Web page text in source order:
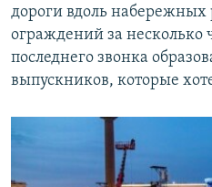
дороги вдоль
ограждений за несколько
последнего звонка
выпускников, которые